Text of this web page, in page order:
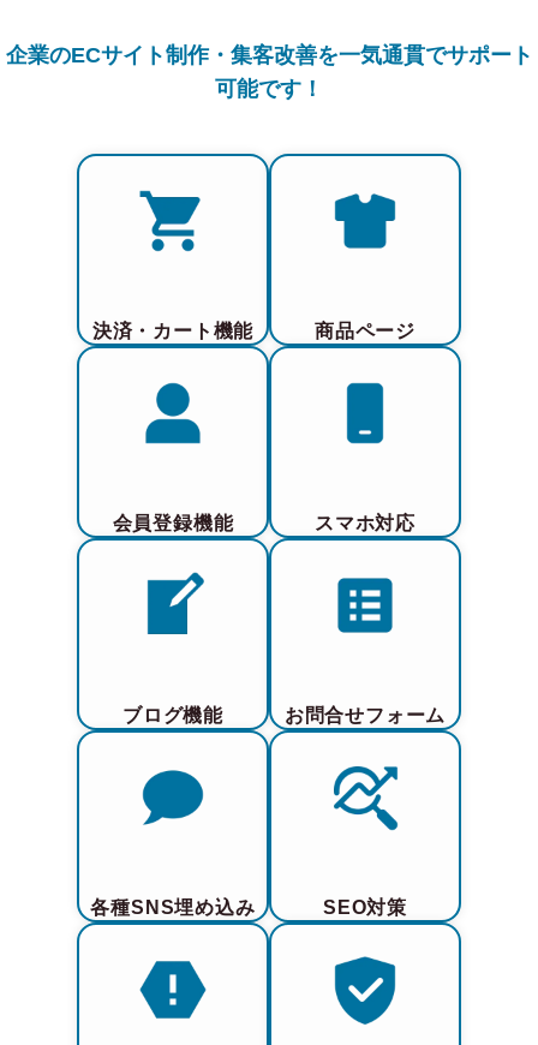
企業のECサイト制作・集客改善を一気通貫でサポート
可能です！
決済・カート機能 商品ページ
会員登録機能 スマホ対応
ブログ機能 お問合せフォーム
各種SNS埋め込み SEO対策